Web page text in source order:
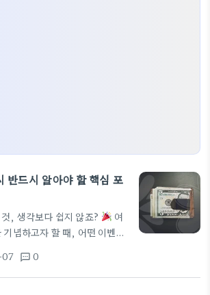
반드시 알아야 할 핵심 포
, 생각보다 쉽지 않죠?
여
념하고자 할 때, 어떤 이벤트
를 위해 꼭 알아야 할 필수 정
다! 이벤트업체의 역할은 무
07 textsms 0